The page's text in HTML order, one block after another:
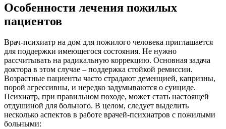
Особенности лечения пожилых
пациентов
Врач-психиатр на дом для пожилого человека приглашается
для поддержки имеющегося состояния. Не нужно
рассчитывать на радикальную коррекцию. Основная задача
доктора в этом случае – поддержка стойкой ремиссии.
Возрастные пациенты часто страдают деменцией, капризны,
порой агрессивны, и нередко задумываются о суициде.
Психиатр, при правильном походе, может стать настоящей
отдушиной для больного. В целом, следует выделить
несколько аспектов в работе врачей-психиатров с пожилыми
больными: